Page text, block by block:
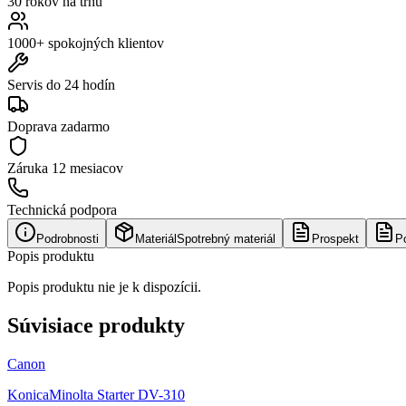
1000+ spokojných klientov
Servis do 24 hodín
Doprava zadarmo
Záruka 12 mesiacov
Technická podpora
Podrobnosti Materiál Spotrebný materiál Prospekt
Popis produktu
Popis produktu nie je k dispozícii.
Súvisiace produkty
Canon
KonicaMinolta Starter DV-310